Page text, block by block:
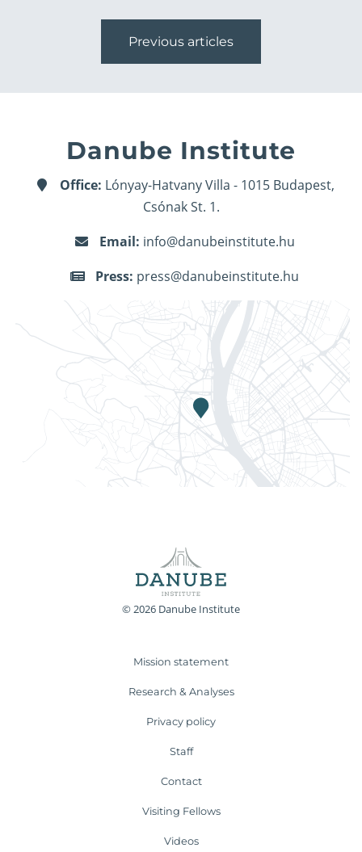
Previous articles
Danube Institute
Office: Lónyay-Hatvany Villa - 1015 Budapest,
Csónak St. 1.
Email: info@danubeinstitute.hu
Press: press@danubeinstitute.hu
© 2026 Danube Institute
Mission statement
Research & Analyses
Privacy policy
Staff
Contact
Visiting Fellows
Videos